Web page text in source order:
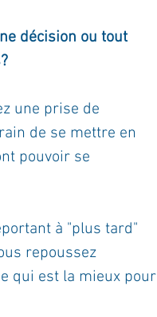
décision ou tout
une prise de
de se mettre en
pouvoir se
à "plus tard"
repoussez
qui est la mieux pour